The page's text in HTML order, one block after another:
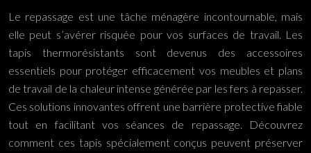
Le repassage est une tâche ménagère incontournable, mais
elle peut s’avérer risquée pour vos surfaces de travail. Les
tapis thermorésistants sont devenus des accessoires
essentiels pour protéger efficacement vos meubles et plans
de travail de la chaleur intense générée par les fers à repasser.
Ces solutions innovantes offrent une barrière protective fiable
tout en facilitant vos séances de repassage. Découvrez
comment ces tapis spécialement conçus peuvent préserver